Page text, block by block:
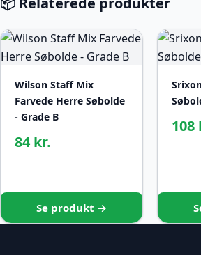
Wilson Staff Mix
Farvede Herre Søbolde
- Grade B
84 kr.
Se produkt →
108